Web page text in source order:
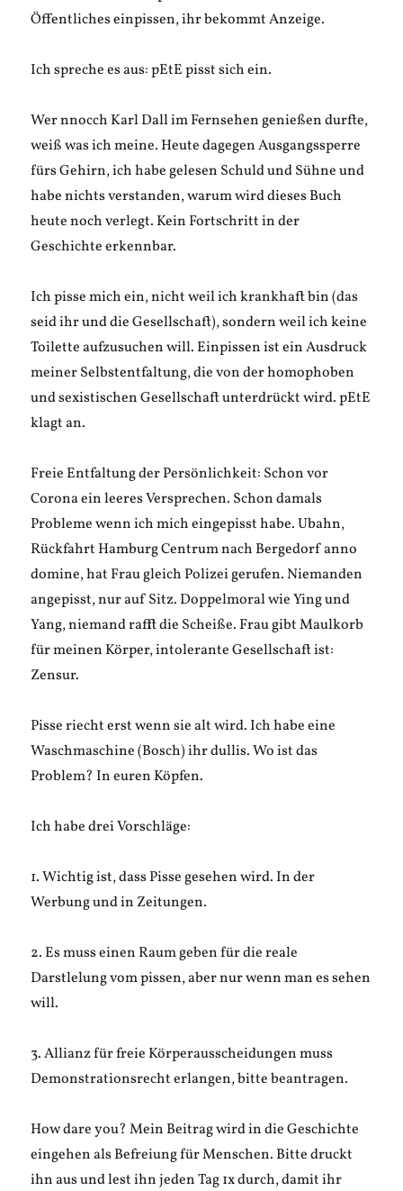
Öffentliches einpissen, ihr bekommt Anzeige.
Ich spreche es aus: pEtE pisst sich ein.
Wer nnocch Karl Dall im Fernsehen genießen durfte,
weiß was ich meine. Heute dagegen Ausgangssperre
fürs Gehirn, ich habe gelesen Schuld und Sühne und
habe nichts verstanden, warum wird dieses Buch
heute noch verlegt. Kein Fortschritt in der
Geschichte erkennbar.
Ich pisse mich ein, nicht weil ich krankhaft bin (das
seid ihr und die Gesellschaft), sondern weil ich keine
Toilette aufzusuchen will. Einpissen ist ein Ausdruck
meiner Selbstentfaltung, die von der homophoben
und sexistischen Gesellschaft unterdrückt wird. pEtE
klagt an.
Freie Entfaltung der Persönlichkeit: Schon vor
Corona ein leeres Versprechen. Schon damals
Probleme wenn ich mich eingepisst habe. Ubahn,
Rückfahrt Hamburg Centrum nach Bergedorf anno
domine, hat Frau gleich Polizei gerufen. Niemanden
angepisst, nur auf Sitz. Doppelmoral wie Ying und
Yang, niemand rafft die Scheiße. Frau gibt Maulkorb
für meinen Körper, intolerante Gesellschaft ist:
Zensur.
Pisse riecht erst wenn sie alt wird. Ich habe eine
Waschmaschine (Bosch) ihr dullis. Wo ist das
Problem? In euren Köpfen.
Ich habe drei Vorschläge:
1. Wichtig ist, dass Pisse gesehen wird. In der
Werbung und in Zeitungen.
2. Es muss einen Raum geben für die reale
Darstlelung vom pissen, aber nur wenn man es sehen
will.
3. Allianz für freie Körperausscheidungen muss
Demonstrationsrecht erlangen, bitte beantragen.
How dare you? Mein Beitrag wird in die Geschichte
eingehen als Befreiung für Menschen. Bitte druckt
ihn aus und lest ihn jeden Tag 1x durch, damit ihr